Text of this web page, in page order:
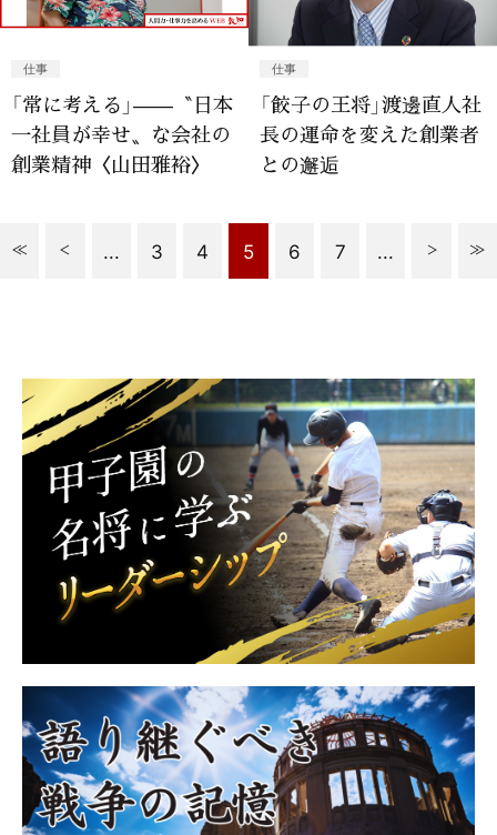
仕事
「常に考える」——〝日本
一社員が幸せ〟な会社の
創業精神〈山田雅裕〉
仕事
「餃子の王将」渡邊直人社
長の運命を変えた創業者
との邂逅
... 3 4 5 6 7 ...